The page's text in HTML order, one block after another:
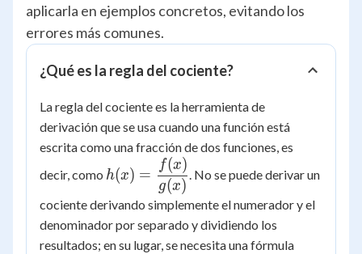
aplicarla en ejemplos concretos, evitando los
errores más comunes.
¿Qué es la regla del cociente?
La regla del cociente es la herramienta de
derivación que se usa cuando una función está
escrita como una fracción de dos funciones, es
decir, como h(x) =
\dfrac{f(x)}
{g(x)}
h(x) =
g(x)
f(x)
. No se puede derivar un
cociente derivando simplemente el numerador y el
denominador por separado y dividiendo los
resultados; en su lugar, se necesita una fórmula